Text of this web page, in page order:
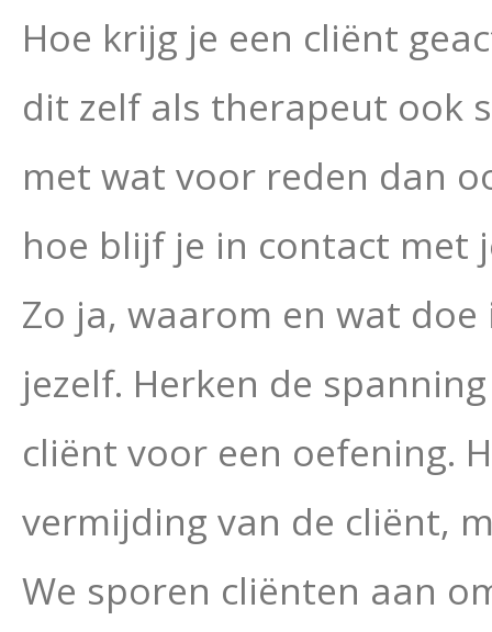
Hoe krijg je een cliënt
dit zelf als therapeut ook
met wat voor reden dan
hoe blijf je in contact met
Zo ja, waarom en wat
jezelf. Herken de
cliënt voor een oefening.
vermijding van de cliënt,
We sporen cliënten aan